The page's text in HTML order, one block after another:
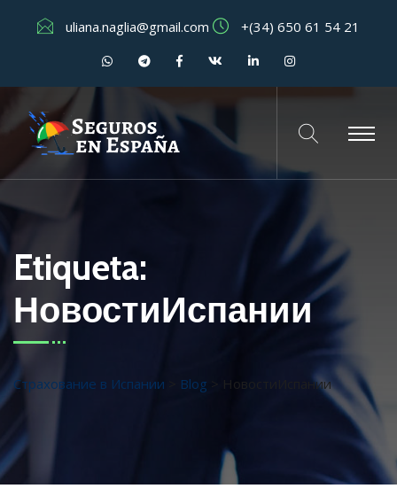
uliana.naglia@gmail.com +(34) 650 61 54 21
Etiqueta:
НовостиИспании
Страхование в Испании Blog НовостиИспании